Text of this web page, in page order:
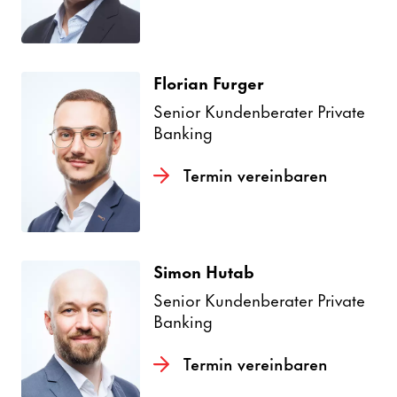
Florian Furger
Senior Kunden­be­rater Private
Banking
Termin verein­baren
Simon Hutab
Senior Kunden­be­rater Private
Banking
Termin verein­baren